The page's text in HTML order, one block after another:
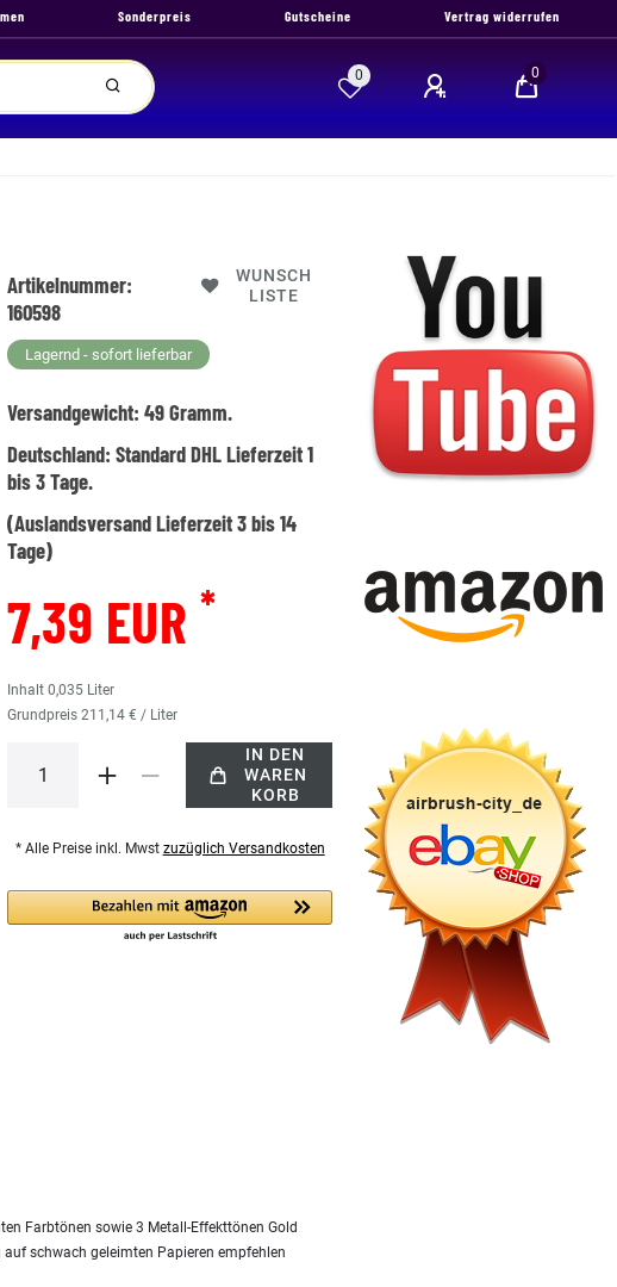
Sonderpreis Gutscheine Vertrag widerrufen
0 0
Artikelnummer:
160598
WUNSCH
LISTE
Lagernd - sofort lieferbar
Versandgewicht:49Gramm.
Deutschland:Standard DHL Lieferzeit 1
bis 3 Tage.
(Auslandsversand Lieferzeit 3 bis 14
Tage)
7,39 EUR *
Inhalt0,035 Liter
Grundpreis211,14 € / Liter
IN DEN
WAREN
KORB
* Alle Preise inkl. Mwst zuzüglich Versandkosten
Farbtönen sowie 3 Metall-Effekttönen Gold
schwach geleimten Papieren empfehlen